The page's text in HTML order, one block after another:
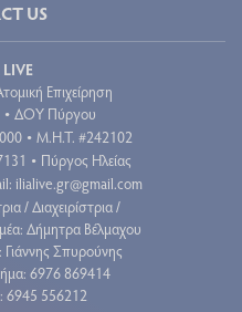
US
Επιχείρηση
• ΔΟΥ Πύργου
• Μ.Η.Τ. #242102
• Πύργος Ηλείας
ilialive.gr@gmail.com
/ Διαχειρίστρια /
Δήμητρα Βέλμαχου
Σπυρούνης
6976 869414
6945 556212